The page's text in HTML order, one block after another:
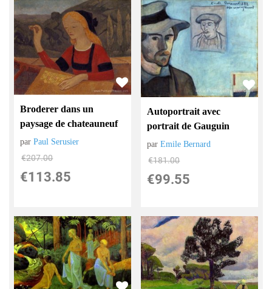
Broderer dans un
paysage de chateauneuf
parPaul Serusier
€207.00
€113.85
Autoportrait avec
portrait de Gauguin
parEmile Bernard
€181.00
€99.55